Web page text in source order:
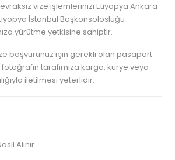
vize işlemlerinizi Etiyopya Ankara
İstanbul Başkonsolosluğu
yürütme yetkisine sahiptir.
başvurunuz için gerekli olan pasaport
tarafımıza kargo, kurye veya
iletilmesi yeterlidir.
Alınır